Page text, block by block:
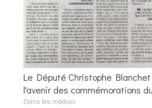
Le Député Christophe
l'avenir des commémorations
Dans les médias